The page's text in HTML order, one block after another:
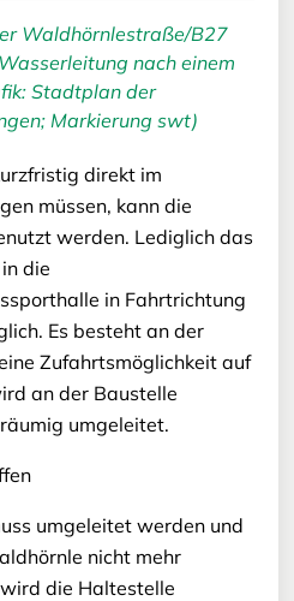
Waldhörnlestraße/B27
nach einem
Stadtplan der
Markierung swt)
direkt im
müssen, kann die
werden. Lediglich das
die
in Fahrtrichtung
Es besteht an der
Zufahrtsmöglichkeit auf
an der Baustelle
umgeleitet.
umgeleitet werden und
nicht mehr
die Haltestelle